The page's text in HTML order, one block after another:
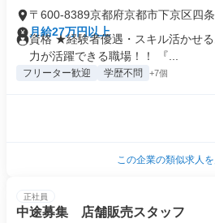
〒600-8389京都府京都市下京区四
月給27万円以上
資格 ★経験者優遇・スキル活かせ
力が活躍できる職場！！ 『...
フリーター歓迎 学歴不問 +7個
この企業の類似求人
正社員
中途募集 店舗販売スタッフ